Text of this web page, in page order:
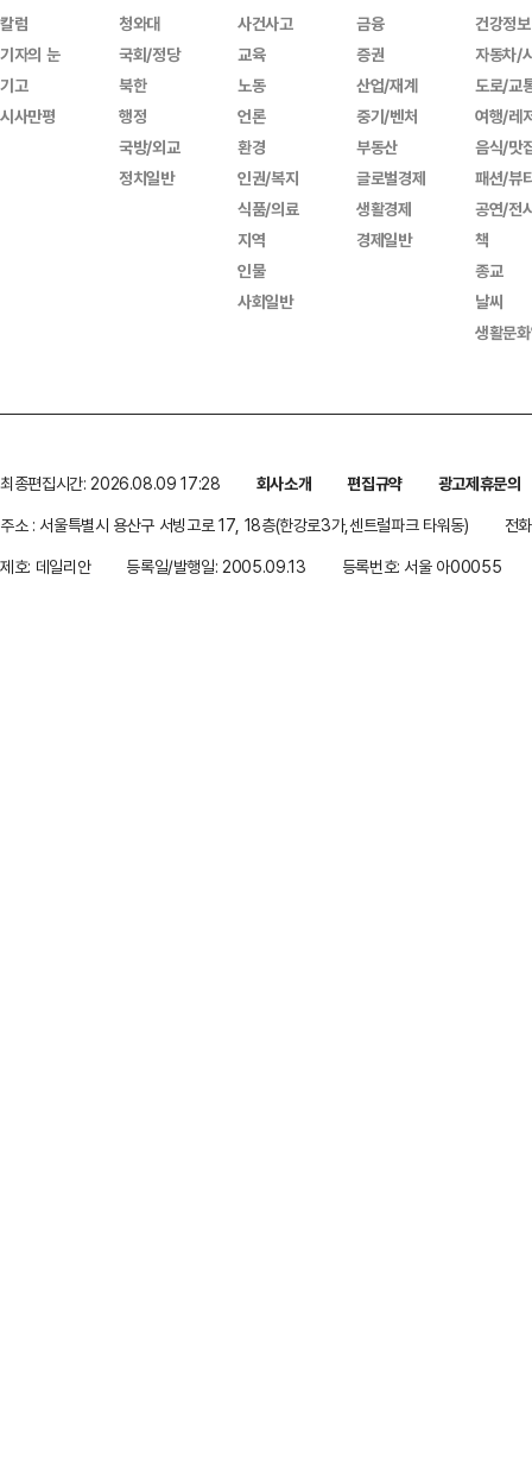
칼럼
기자의 눈
기고
시사만평
청와대
국회/정당
북한
행정
국방/외교
정치일반
사건사고
교육
노동
언론
환경
인권/복지
식품/의료
지역
인물
사회일반
금융
증권
산업/재계
중기/벤처
부동산
글로벌경제
생활경제
경제일반
건강정보
자동차/
도로/교
여행/레
음식/맛
패션/뷰
공연/전
책
종교
날씨
생활문
최종편집시간: 2026.08.09 17:28 회사소개 편집규약
광고제휴문의
주소 : 서울특별시 용산구 서빙고로 17, 18층(한강로3가,센트럴파크 타워동)
전
제호: 데일리안
등록일/발행일: 2005.09.13 등록번호: 서울 아00055